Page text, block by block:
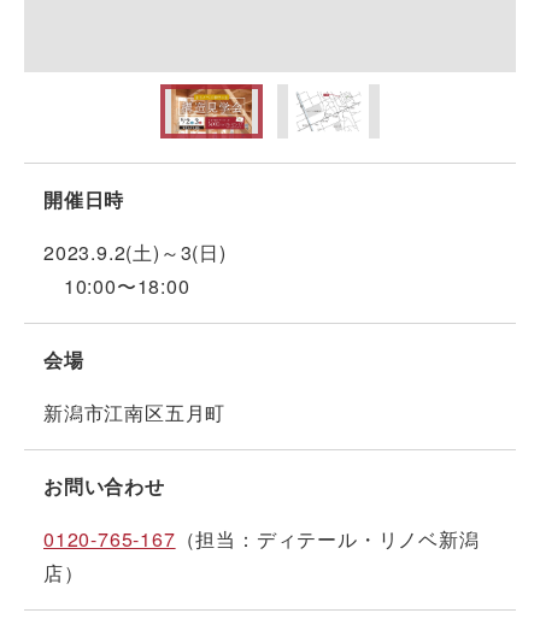
開催日時
2023.9.2(土)～3(日)
10:00〜18:00
会場
新潟市江南区五月町
お問い合わせ
0120-765-167 （担当：ディテール・リノベ新潟
店）